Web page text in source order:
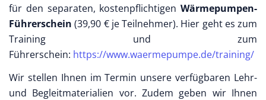
für den separaten, kostenpflichtigen Wärmepumpen-
Führerschein(39,90 € je Teilnehmer). Hier geht es zum
Training und zum
Führerschein: https://www.waermepumpe.de/training/
Wir stellen Ihnen im Termin unsere verfügbaren Lehr-
und Begleitmaterialien vor. Zudem geben wir Ihnen